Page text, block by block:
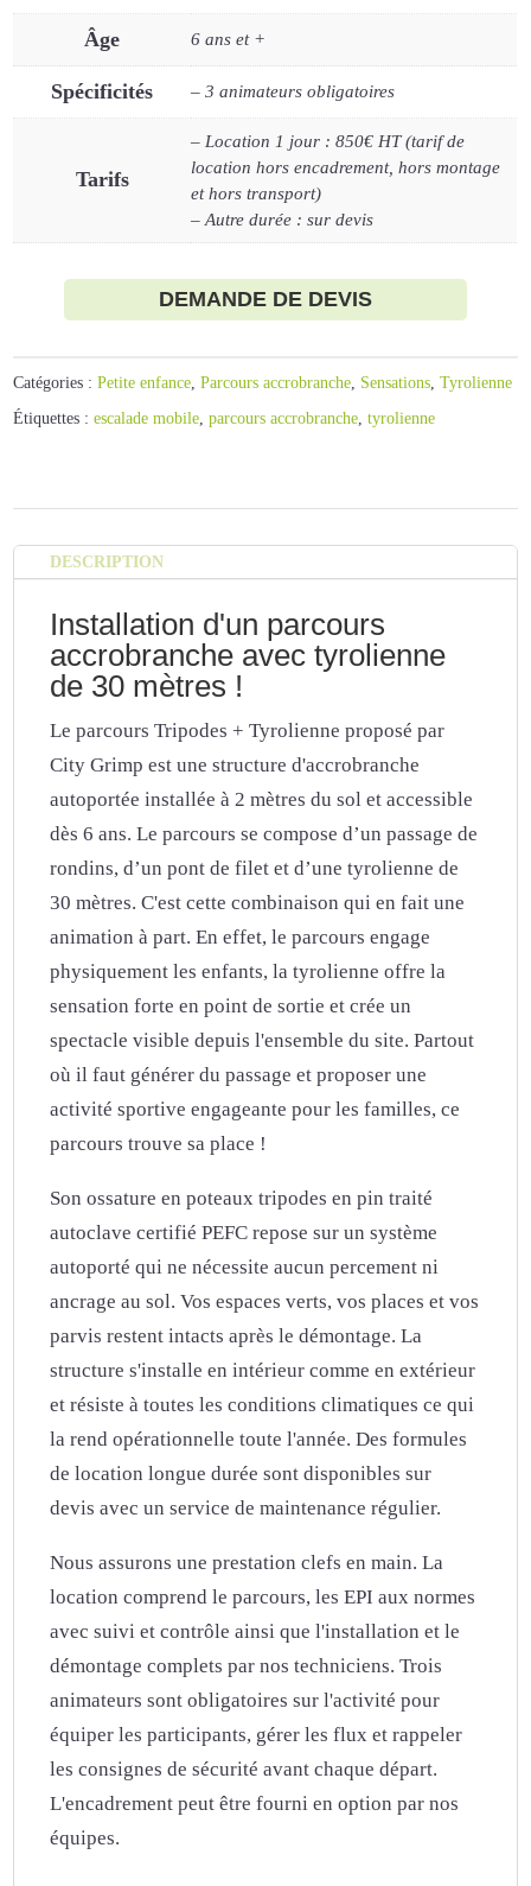
Âge 6 ans et +
Spécificités – 3 animateurs obligatoires
Tarifs
– Location 1 jour : 850€ HT (tarif de
location hors encadrement, hors montage
et hors transport)
– Autre durée : sur devis
DEMANDE DE DEVIS
Catégories :Petite enfance,Parcours accrobranche, Sensations,Tyrolienne
Étiquettes :escalade mobile,parcours accrobranche,tyrolienne
DESCRIPTION
Installation d'un parcours
accrobranche avec tyrolienne
de 30 mètres !
Le parcours Tripodes + Tyrolienne proposé par
City Grimp est une structure d'accrobranche
autoportée installée à 2 mètres du sol et accessible
dès 6 ans. Le parcours se compose d’un passage de
rondins, d’un pont de filet et d’une tyrolienne de
30 mètres. C'est cette combinaison qui en fait une
animation à part. En effet, le parcours engage
physiquement les enfants, la tyrolienne offre la
sensation forte en point de sortie et crée un
spectacle visible depuis l'ensemble du site. Partout
où il faut générer du passage et proposer une
activité sportive engageante pour les familles, ce
parcours trouve sa place !
Son ossature en poteaux tripodes en pin traité
autoclave certifié PEFC repose sur un système
autoporté qui ne nécessite aucun percement ni
ancrage au sol. Vos espaces verts, vos places et vos
parvis restent intacts après le démontage. La
structure s'installe en intérieur comme en extérieur
et résiste à toutes les conditions climatiques ce qui
la rend opérationnelle toute l'année. Des formules
de location longue durée sont disponibles sur
devis avec un service de maintenance régulier.
Nous assurons une prestation clefs en main. La
location comprend le parcours, les EPI aux normes
avec suivi et contrôle ainsi que l'installation et le
démontage complets par nos techniciens. Trois
animateurs sont obligatoires sur l'activité pour
équiper les participants, gérer les flux et rappeler
les consignes de sécurité avant chaque départ.
L'encadrement peut être fourni en option par nos
équipes.